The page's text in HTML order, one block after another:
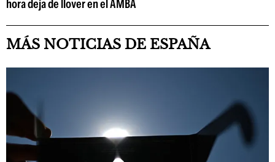
hora deja de llover en el AMBA
MÁS NOTICIAS DE ESPAÑA